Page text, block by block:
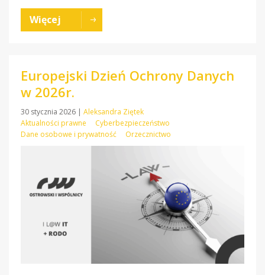
Więcej
Europejski Dzień Ochrony Danych
w 2026r.
30 stycznia 2026 | Aleksandra Ziętek
Aktualności prawne
Cyberbezpieczeństwo
Dane osobowe i prywatność
Orzecznictwo